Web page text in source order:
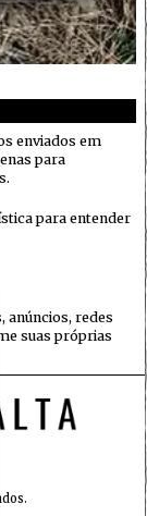
enviados em
para
para entender
anúncios, redes
suas próprias